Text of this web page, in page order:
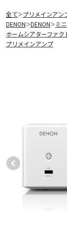
全て＞プリメインア
DENON＞DENON＞ ミ
ホームシアターファク
プリメインアンプ